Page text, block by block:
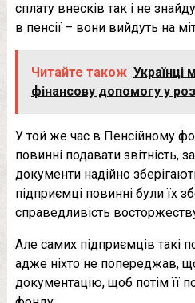
сплату внесків так і не
в пенсії – вони вийдуть на
Читайте також
фінансову допомогу у
У той же час в Пенсійному
повинні подавати звітність,
документи надійно
підприємці повинні були їх
справедливість
Але самих підприємців такі
адже ніхто не попереджав,
документацію, щоб потім її